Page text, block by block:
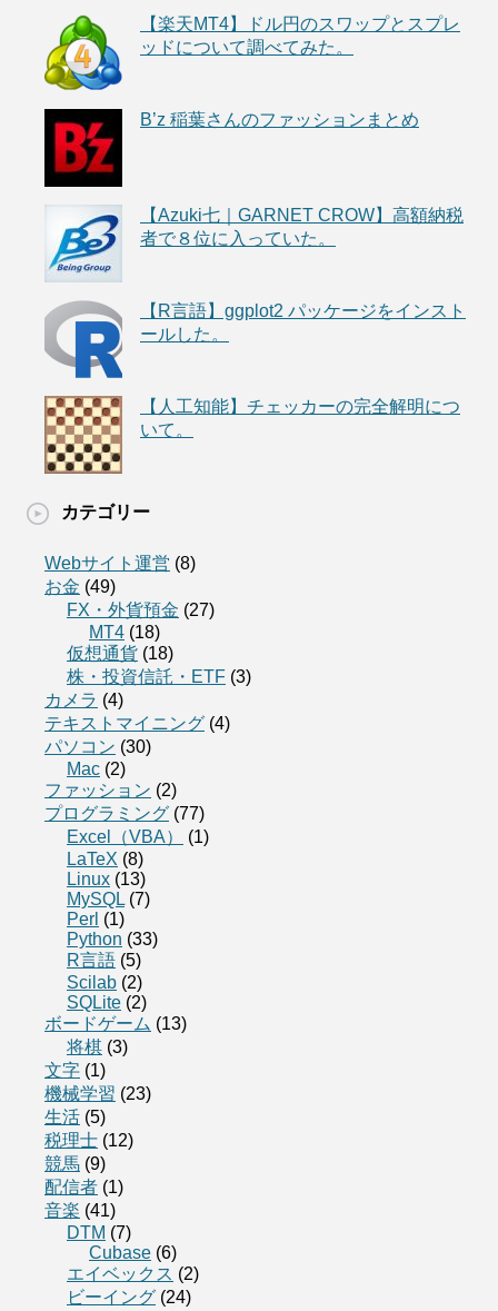
【楽天MT4】ドル円のスワップとスプレ
ッドについて調べてみた。
B’z 稲葉さんのファッションまとめ
【Azuki七｜GARNET CROW】高額納税
者で８位に入っていた。
【R言語】ggplot2 パッケージをインスト
ールした。
【人工知能】チェッカーの完全解明につ
いて。
カテゴリー
Webサイト運営 (8)
お金 (49)
FX・外貨預金 (27)
MT4 (18)
仮想通貨 (18)
株・投資信託・ETF (3)
カメラ (4)
テキストマイニング (4)
パソコン (30)
Mac (2)
ファッション (2)
プログラミング (77)
Excel（VBA）
(1)
LaTeX (8)
Linux (13)
MySQL (7)
Perl (1)
Python (33)
R言語 (5)
Scilab (2)
SQLite (2)
ボードゲーム (13)
将棋 (3)
文字 (1)
機械学習 (23)
生活 (5)
税理士 (12)
競馬 (9)
配信者 (1)
音楽 (41)
DTM (7)
Cubase (6)
エイベックス (2)
ビーイング (24)